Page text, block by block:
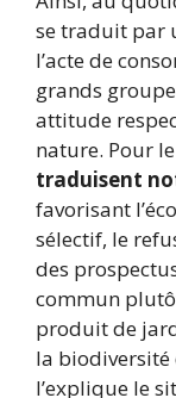
se traduit par
l’acte de
grands
attitude
nature. Pour
traduisent
favorisant
sélectif, le
des
commun
produit de
la biodiversité
l’explique le